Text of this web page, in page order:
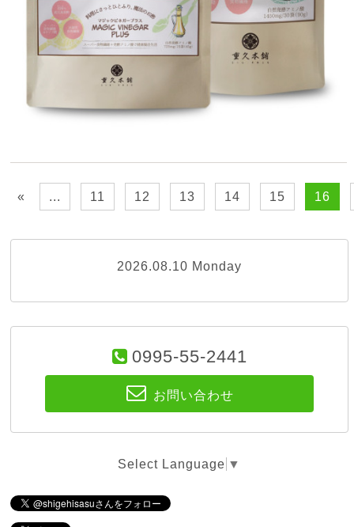
« ... 11 12 13 14 15 16
2026.08.10 Monday
0995-55-2441
お問い合わせ
Select Language ▼